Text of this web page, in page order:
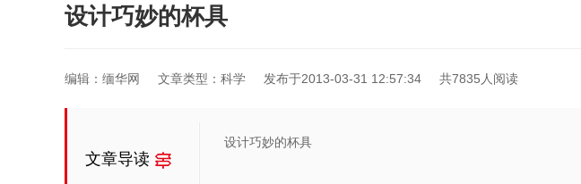
设计巧妙的杯具
编辑：缅华网 文章类型：科学 发布于2013-03-31 12:57:34 共7835人阅读
文章导读
设计巧妙的杯具